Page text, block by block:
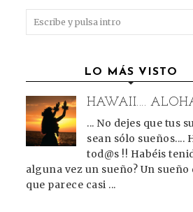
LO MÁS VISTO
HAWAII....
... No dejes que tus
sean sólo sueños....
tod@s !! Habéis
alguna vez un sueño? Un sueño
que parece casi ...